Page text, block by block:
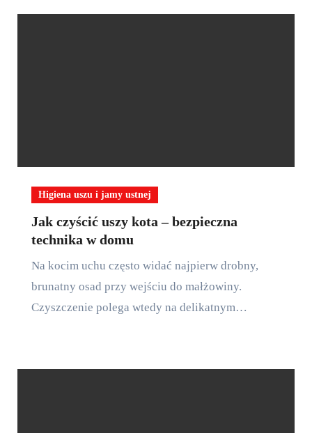
Higiena uszu i jamy ustnej
Jak czyścić uszy kota – bezpieczna
technika w domu
Na kocim uchu często widać najpierw drobny,
brunatny osad przy wejściu do małżowiny.
Czyszczenie polega wtedy na delikatnym…